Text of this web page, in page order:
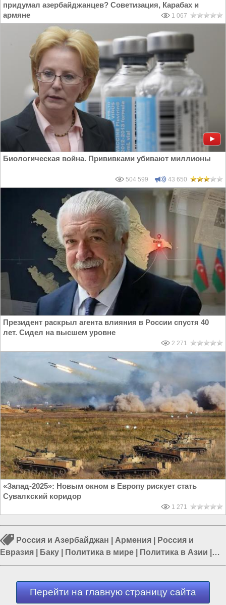
придумал азербайджанцев? Советизация, Карабах и
армяне
1 067
Биологическая война. Прививками убивают миллионы
504 599 43 650
Президент раскрыл агента влияния в России спустя 40
лет. Сидел на высшем уровне
2 271
«Запад-2025»: Новым окном в Европу рискует стать
Сувалкский коридор
1 271
Россия и Азербайджан Армения
Россия и
Евразия
Баку Политика в мире Политика в Азии
Мигранты в России
Перейти на главную страницу сайта